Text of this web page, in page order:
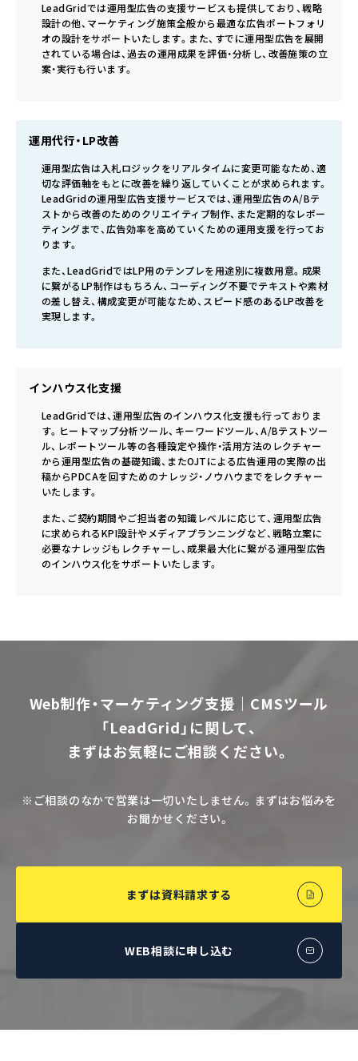
LeadGridでは運用型広告の支援サービスも提供しており、戦略
設計の他、マーケティング施策全般から最適な広告ポートフォリ
オの設計をサポートいたします。また、すでに運用型広告を展開
されている場合は、過去の運用成果を評価・分析し、改善施策の立
案・実行も行います。
運用代行・LP改善
運用型広告は入札ロジックをリアルタイムに変更可能なため、適
切な評価軸をもとに改善を繰り返していくことが求められます。
LeadGridの運用型広告支援サービスでは、運用型広告のA/Bテ
ストから改善のためのクリエイティブ制作、また定期的なレポー
ティングまで、広告効率を高めていくための運用支援を行ってお
ります。
また、LeadGridではLP用のテンプレを用途別に複数用意。成果
に繋がるLP制作はもちろん、コーディング不要でテキストや素材
の差し替え、構成変更が可能なため、スピード感のあるLP改善を
実現します。
インハウス化支援
LeadGridでは、運用型広告のインハウス化支援も行っておりま
す。ヒートマップ分析ツール、キーワードツール、A/Bテストツー
ル、レポートツール等の各種設定や操作・活用方法のレクチャー
から運用型広告の基礎知識、またOJTによる広告運用の実際の出
稿からPDCAを回すためのナレッジ・ノウハウまでをレクチャー
いたします。
また、ご契約期間やご担当者の知識レベルに応じて、運用型広告
に求められるKPI設計やメディアプランニングなど、戦略立案に
必要なナレッジもレクチャーし、成果最大化に繋がる運用型広告
のインハウス化をサポートいたします。
Web制作・マーケティング支援｜CMSツール
「LeadGrid」に関して、
まずはお気軽にご相談ください。
※ご相談のなかで営業は一切いたしません。まずはお悩みを
お聞かせください。
まずは資料請求する
WEB相談に申し込む